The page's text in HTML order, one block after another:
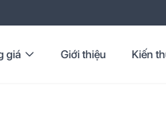
giá Giới thiệu Kiến